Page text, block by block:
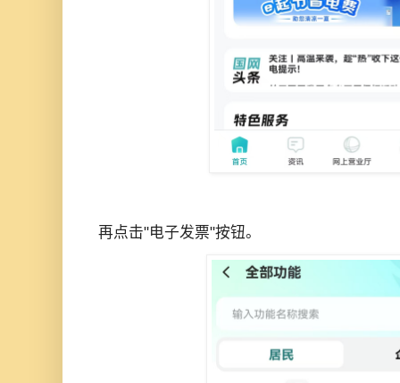
再点击"电子发票"按钮。